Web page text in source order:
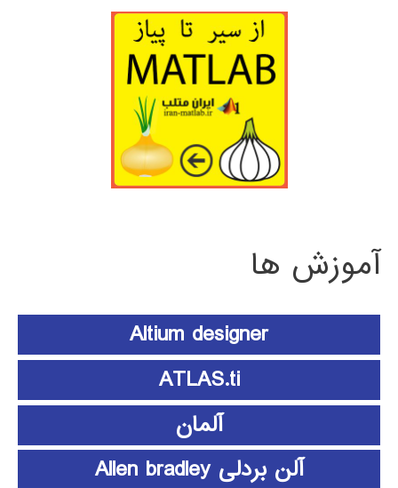
آموزش ها
Altium designer
ATLAS.ti
آلمان
آلن بردلی Allen bradley